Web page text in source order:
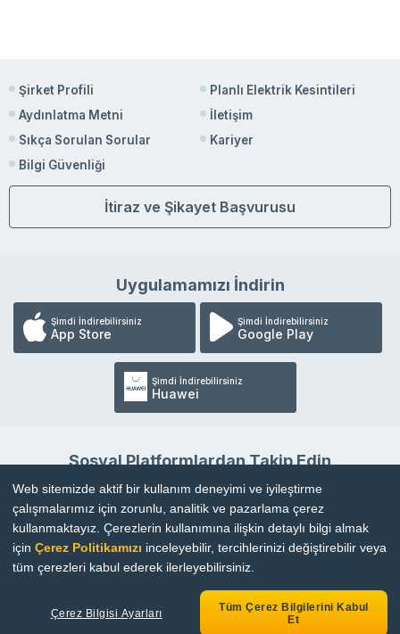
Şirket Profili
Planlı Elektrik Kesintileri
Aydınlatma Metni
İletişim
Sıkça Sorulan Sorular
Kariyer
Bilgi Güvenliği
İtiraz ve Şikayet Başvurusu
Uygulamamızı İndirin
Şimdi İndirebilirsiniz
App Store
Şimdi İndirebilirsiniz
Google Play
Şimdi İndirebilirsiniz
Huawei
Sosyal Platformlardan Takip Edin
Copyright © 2026 |Bilgi Toplumu Hizmetleri
Web sitemizde aktif bir kullanım deneyimi ve iyileştirme
çalışmalarımız için zorunlu, analitik ve pazarlama çerez
kullanmaktayız. Çerezlerin kullanımına ilişkin detaylı bilgi almak
içinÇerez Politikamızı inceleyebilir, tercihlerinizi değiştirebilir veya
tüm çerezleri kabul ederek ilerleyebilirsiniz.
Çerez Bilgisi Ayarları
Tüm Çerez Bilgilerini Kabul
Et